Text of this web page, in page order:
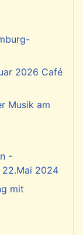
2026 Café
Musik am
-
22.Mai 2024
mit